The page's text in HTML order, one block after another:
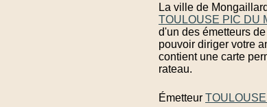
La ville de
TOULOUSE PIC DU
d'un des émetteurs
pouvoir diriger votre
contient une carte
rateau.
Émetteur